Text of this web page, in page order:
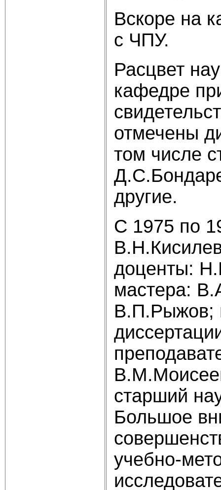
Вскоре на
с ЧПУ.
Расцвет
кафедре
отмечены
том числе
другие.
С 1975 по
доценты:
мастера:
В.П.Рыжов;
старший
Большое
учебно-